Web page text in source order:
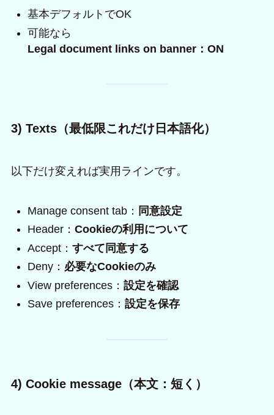
基本デフォルトでOK
可能なら
Legal document links on banner：ON
3) Texts（最低限これだけ日本語化）
以下だけ変えれば実用ラインです。
Manage consent tab： 同意設定
Header： Cookieの利用について
Accept： すべて同意する
Deny： 必要なCookieのみ
View preferences： 設定を確認
Save preferences： 設定を保存
4) Cookie message（本文：短く）